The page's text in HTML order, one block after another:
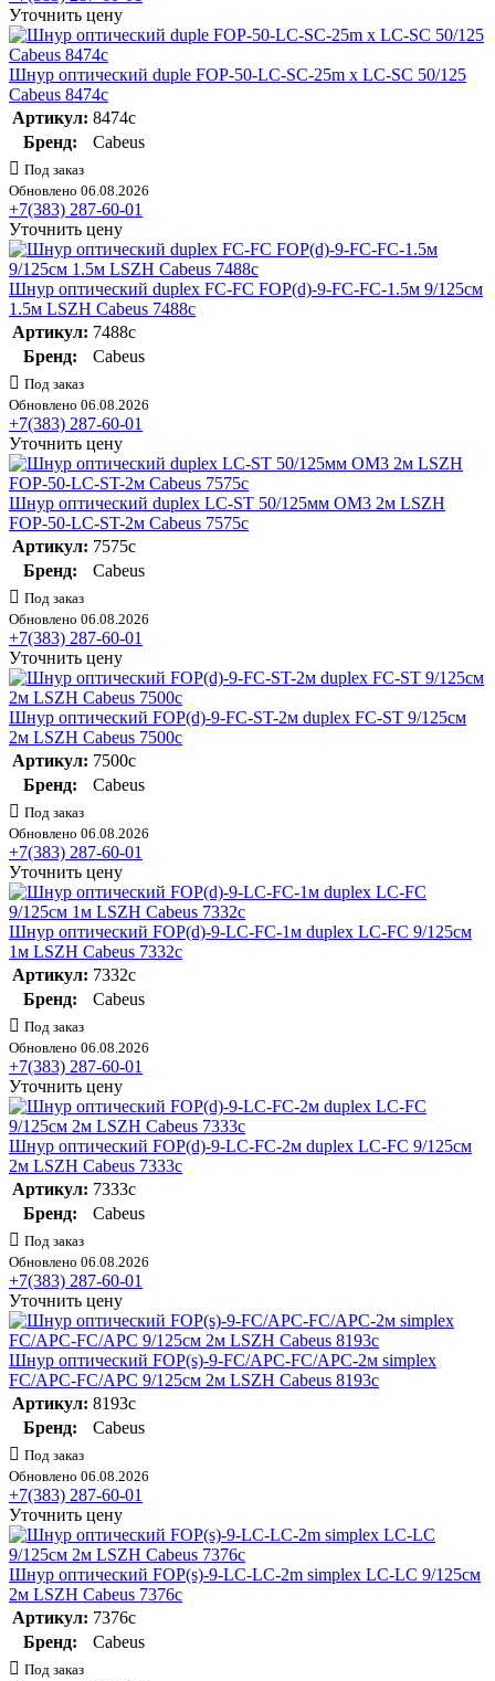
Уточнить цену
Шнур оптический duple FOP-50-LC-SC-25m x LC-SC 50/125
Cabeus 8474c
Артикул: 8474c
Бренд:
Cabeus
Под заказ
Обновлено 06.08.2026
+7(383) 287-60-01
Уточнить цену
Шнур оптический duplex FC-FC FOP(d)-9-FC-FC-1.5м 9/125см
1.5м LSZH Cabeus 7488c
Артикул: 7488c
Бренд:
Cabeus
Под заказ
Обновлено 06.08.2026
+7(383) 287-60-01
Уточнить цену
Шнур оптический duplex LC-ST 50/125мм OM3 2м LSZH
FOP-50-LC-ST-2м Cabeus 7575c
Артикул: 7575c
Бренд:
Cabeus
Под заказ
Обновлено 06.08.2026
+7(383) 287-60-01
Уточнить цену
Шнур оптический FOP(d)-9-FC-ST-2м duplex FC-ST 9/125см
2м LSZH Cabeus 7500c
Артикул: 7500c
Бренд:
Cabeus
Под заказ
Обновлено 06.08.2026
+7(383) 287-60-01
Уточнить цену
Шнур оптический FOP(d)-9-LC-FC-1м duplex LC-FC 9/125см
1м LSZH Cabeus 7332c
Артикул: 7332c
Бренд:
Cabeus
Под заказ
Обновлено 06.08.2026
+7(383) 287-60-01
Уточнить цену
Шнур оптический FOP(d)-9-LC-FC-2м duplex LC-FC 9/125см
2м LSZH Cabeus 7333c
Артикул: 7333c
Бренд:
Cabeus
Под заказ
Обновлено 06.08.2026
+7(383) 287-60-01
Уточнить цену
Шнур оптический FOP(s)-9-FC/APC-FC/APC-2м simplex
FC/APC-FC/APC 9/125см 2м LSZH Cabeus 8193c
Артикул: 8193c
Бренд:
Cabeus
Под заказ
Обновлено 06.08.2026
+7(383) 287-60-01
Уточнить цену
Шнур оптический FOP(s)-9-LC-LC-2m simplex LC-LC 9/125см
2м LSZH Cabeus 7376c
Артикул: 7376c
Бренд:
Cabeus
Под заказ